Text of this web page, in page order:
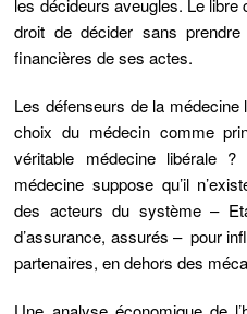
les décideurs aveugles. Le
droit de décider sans
financières de ses actes.
Les défenseurs de la
choix du médecincomme
véritable médecine libérale
médecine suppose qu’il
des acteurs du système –
d’assurance, assurés – pour
partenaires, en dehors des